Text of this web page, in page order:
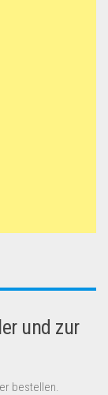
und zur
bestellen.